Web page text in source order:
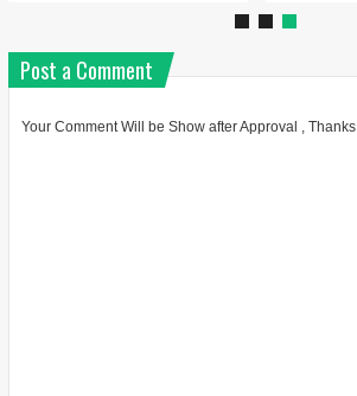
Post a Comment
Your Comment Will be Show after Approval , Thanks